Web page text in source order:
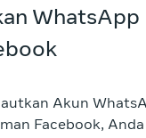
WhatsApp
Akun
Facebook, Anda